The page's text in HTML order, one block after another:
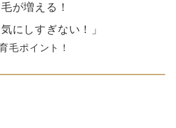
が増える！
にしすぎない！」
毛ポイント！